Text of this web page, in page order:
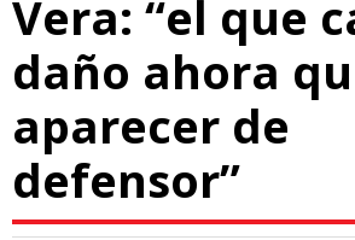
Vera: “el que
daño ahora
aparecer de
defensor”